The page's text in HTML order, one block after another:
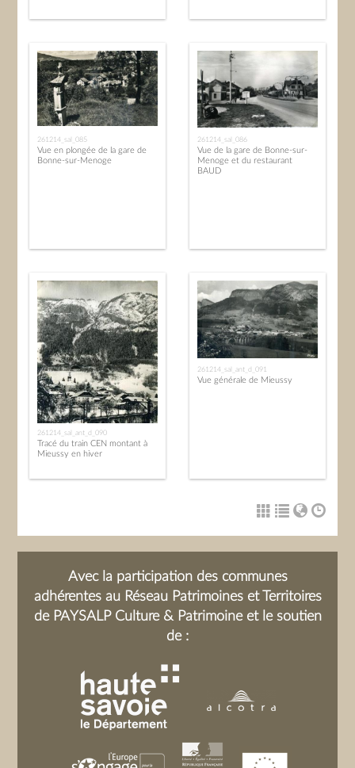
261214_sal_085
Vue en plongée de la gare de
Bonne-sur-Menoge
261214_sal_086
Vue de la gare de Bonne-sur-
Menoge et du restaurant
BAUD
261214_sal_ant_d_090
Tracé du train CEN montant à
Mieussy en hiver
261214_sal_ant_d_091
Vue générale de Mieussy
Avec la participation des communes
adhérentes au Réseau Patrimoines et Territoires
de PAYSALP Culture & Patrimoine et le soutien
de :